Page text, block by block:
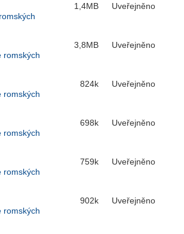
1,4MB Uveřejněno
romských
3,8MB Uveřejněno
romských
824k Uveřejněno
romských
698k Uveřejněno
romských
759k Uveřejněno
romských
902k Uveřejněno